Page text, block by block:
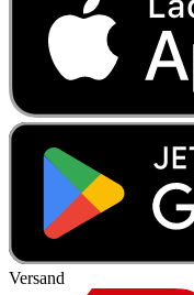
Versand